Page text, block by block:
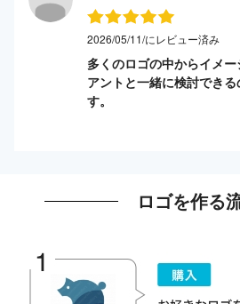
2026/05/11/にレビュー済み
多くのロゴの中からイメ
アントと一緒に検討でき
す。
ロゴを作る